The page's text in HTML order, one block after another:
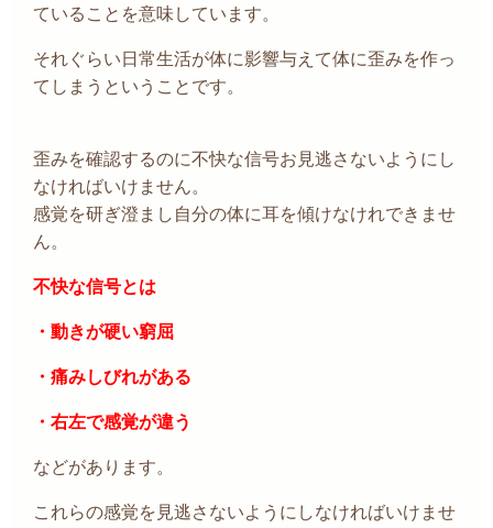
ていることを意味しています。
それぐらい日常生活が体に影響与えて体に歪みを作っ
てしまうということです。
歪みを確認するのに不快な信号お見逃さないようにし
なければいけません。
感覚を研ぎ澄まし自分の体に耳を傾けなけれできませ
ん。
不快な信号とは
・動きが硬い窮屈
・痛みしびれがある
・右左で感覚が違う
などがあります。
これらの感覚を見逃さないようにしなければいけませ